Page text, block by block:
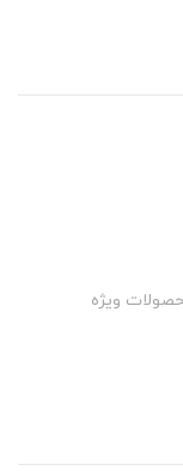
ویژه